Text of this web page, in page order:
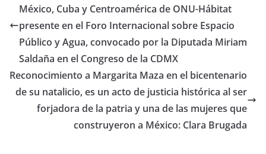
México, Cuba y Centroamérica de ONU-Hábitat
presente en el Foro Internacional sobre Espacio
Público y Agua, convocado por la Diputada Miriam
Saldaña en el Congreso de la CDMX
Reconocimiento a Margarita Maza en el bicentenario
de su natalicio, es un acto de justicia histórica al ser
forjadora de la patria y una de las mujeres que
construyeron a México: Clara Brugada